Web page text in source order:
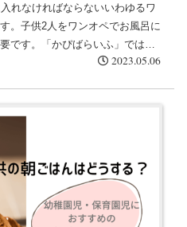
れなければならないいわゆるワ
。子供2人をワンオペでお風呂に
です。「かぴばらいふ」では、
ンオペで子供2人を効率的にお風
2023.05.06